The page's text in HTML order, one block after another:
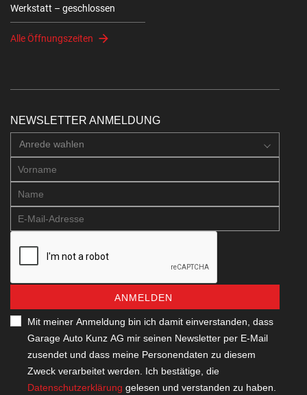
Werkstatt – geschlossen
Alle Öffnungszeiten
NEWSLETTER ANMELDUNG
Anrede wahlen
ANMELDEN
Mit meiner Anmeldung bin ich damit einverstanden, dass
Garage Auto Kunz AG mir seinen Newsletter per E-Mail
zusendet und dass meine Personendaten zu diesem
Zweck verarbeitet werden. Ich bestätige, die
Datenschutzerklärung gelesen und verstanden zu haben.